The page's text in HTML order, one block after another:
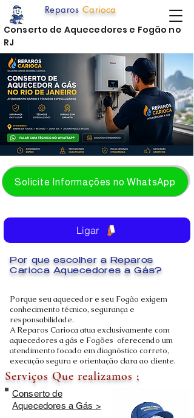
Solicite Informações no WhatsApp
Porque seu aquecedor e seu Fogão exigem
conhecimento técnico, segurança e
responsabilidade.
A Reparos Carioca atua exclusivamente com
aquecedores a gás e Fogões oferecendo um
atendimento focado em diagnóstico correto,
execução segura e orientação clara ao cliente.
Reparos Carioca
Por que escolher a Reparos
Carioca Aquecedores a Gás?
Serviços Que realizamos ;
Conserto de
Aquecedores a Gás >
Ligar
Conserto de Aquecedores e Fogão no
RJ